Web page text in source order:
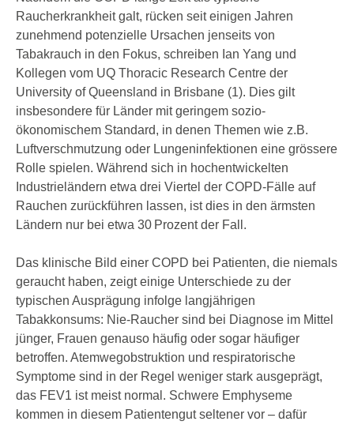
Raucherkrankheit galt, rücken seit einigen Jahren
zunehmend potenzielle Ursachen jenseits von
Tabakrauch in den Fokus, schreiben ­Ian ­Yang und
Kollegen vom UQ Thoracic Research Centre der
University of Queensland in Brisbane (1). Dies gilt
insbesondere für Länder mit geringem sozio­
ökonomischem Standard, in denen Themen wie z.B.
Luftverschmutzung oder Lungen­infektionen eine grössere
Rolle spielen. Während sich in hochentwickelten
Industrieländern etwa drei Viertel der COPD-Fälle auf
Rauchen zurückführen lassen, ist dies in den ärmsten
Ländern nur bei etwa 30 Prozent der Fall.
Das klinische Bild einer COPD bei Patienten, die niemals
geraucht haben, zeigt einige Unterschiede zu der
typischen Ausprägung infolge langjährigen
Tabakkonsums: Nie-Raucher sind bei Diagnose im Mittel
jünger, Frauen genauso häufig oder sogar häufiger
betroffen. Atemweg­obstruktion und respiratorische
Symptome sind in der Regel weniger stark ausgeprägt,
das FEV1 ist meist normal. Schwere Emphyseme
kommen in diesem Patientengut seltener vor – dafür